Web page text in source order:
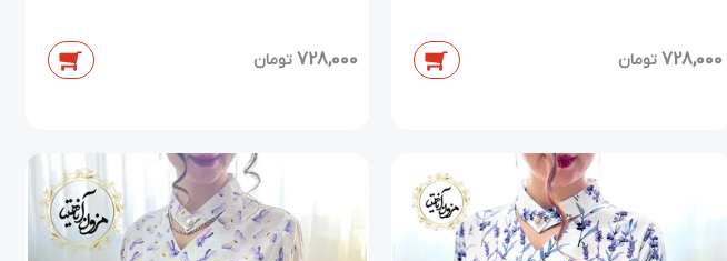
728,000 تومان 728,000 تومان